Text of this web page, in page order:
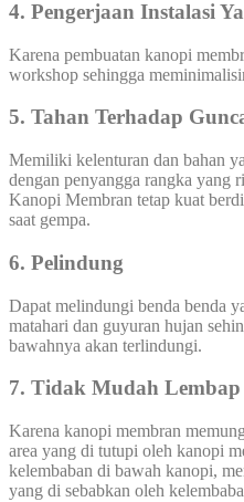
4. Pengerjaan Instalasi
Karena pembuatan kanopi
workshop sehingga
5. Tahan Terhadap
Memiliki kelenturan dan bahan
dengan penyangga rangka yang
Kanopi Membran tetap kuat
saat gempa.
6. Pelindung
Dapat melindungi benda benda
matahari dan guyuran hujan
bawahnya akan terlindungi.
7. Tidak Mudah Lembap
Karena kanopi membran
area yang di tutupi oleh kanopi
kelembaban di bawah kanopi,
yang di sebabkan oleh